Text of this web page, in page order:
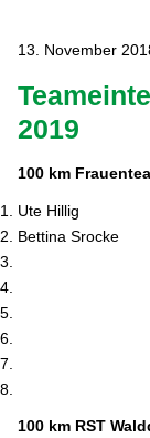
13. November
2019
100 km
Ute Hillig
Bettina Srocke
100 km RST